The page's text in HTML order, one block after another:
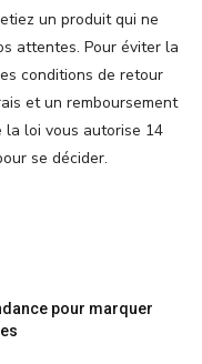
un produit qui ne
attentes. Pour éviter la
conditions de retour
et un remboursement
la loi vous autorise 14
se décider.
pour marquer